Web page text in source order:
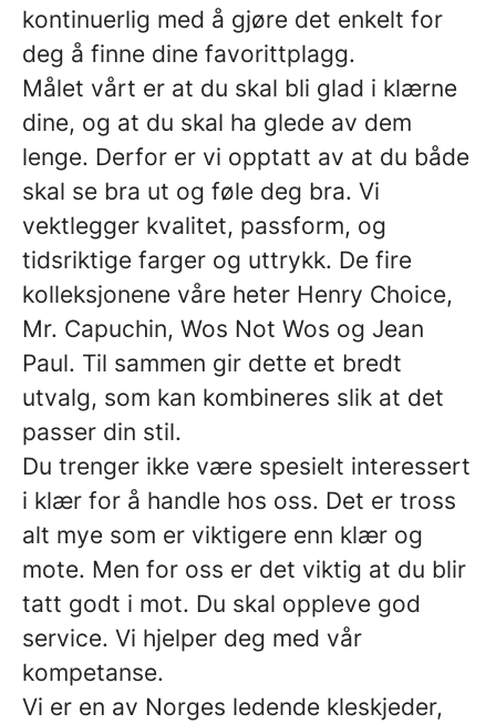
kontinuerlig med å gjøre det enkelt for
deg å finne dine favorittplagg.
Målet vårt er at du skal bli glad i klærne
dine, og at du skal ha glede av dem
lenge. Derfor er vi opptatt av at du både
skal se bra ut og føle deg bra. Vi
vektlegger kvalitet, passform, og
tidsriktige farger og uttrykk. De fire
kolleksjonene våre heter Henry Choice,
Mr. Capuchin, Wos Not Wos og Jean
Paul. Til sammen gir dette et bredt
utvalg, som kan kombineres slik at det
passer din stil.
Du trenger ikke være spesielt interessert
i klær for å handle hos oss. Det er tross
alt mye som er viktigere enn klær og
mote. Men for oss er det viktig at du blir
tatt godt i mot. Du skal oppleve god
service. Vi hjelper deg med vår
kompetanse.
Vi er en av Norges ledende kleskjeder,